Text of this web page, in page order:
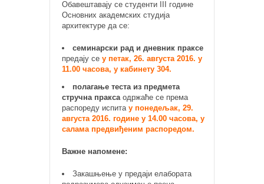
Обавештавају се студенти III године
Основних академских студија
архитектуре да се:
семинарски рад и дневник праксе
предају се у петак, 26. августа 2016. у
11.00 часова, у кабинету 304.
полагање теста из предмета
стручна праксаодржаће се према
распореду испита у понедељак, 29.
августа 2016. године у 14.00 часова, у
салама предвиђеним распоредом.
Важне напомене:
Закашњење у предаји елабората